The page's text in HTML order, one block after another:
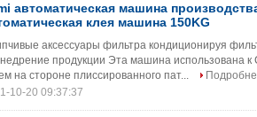
автоматическая машина
клея машина 150KG
аксессуары фильтра кондиционируя
продукции Эта машина использована к
на стороне плиссированного пат...
10-20 09:37:37